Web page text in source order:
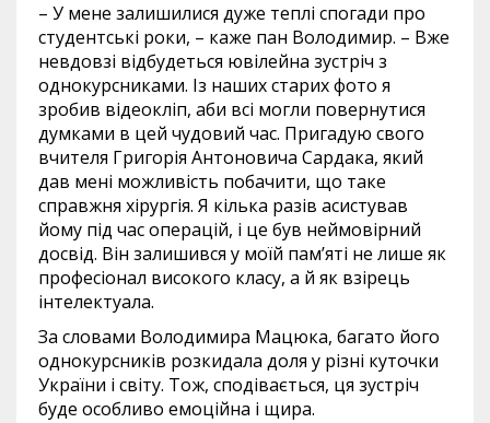
– У мене залишилися дуже теплі спогади про
студентські роки, – каже пан Володимир. – Вже
невдовзі відбудеться ювілейна зустріч з
однокурсниками. Із наших старих фото я
зробив відеокліп, аби всі могли повернутися
думками в цей чудовий час. Пригадую свого
вчителя Григорія Антоновича Сардака, який
дав мені можливість побачити, що таке
справжня хірургія. Я кілька разів асистував
йому під час операцій, і це був неймовірний
досвід. Він залишився у моїй пам’яті не лише як
професіонал високого класу, а й як взірець
інтелектуала.
За словами Володимира Мацюка, багато його
однокурсників розкидала доля у різні куточки
України і світу. Тож, сподівається, ця зустріч
буде особливо емоційна і щира.